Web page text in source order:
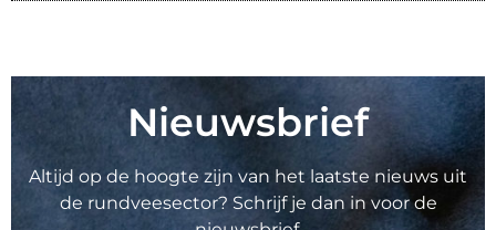
Nieuwsbrief
Altijd op de hoogte zijn van het laatste nieuws uit
de rundveesector? Schrijf je dan in voor de